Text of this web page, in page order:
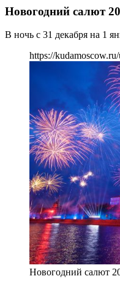
Новогодний салют
В ночь с 31 декабря на 1
https://
Новогодний салют